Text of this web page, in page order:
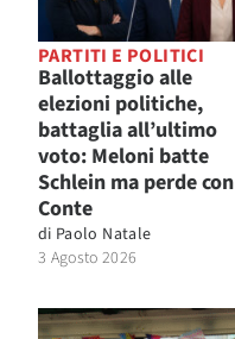
PARTITI E POLITICI
Ballottaggio alle
elezioni politiche,
battaglia all’ultimo
voto: Meloni batte
Schlein ma perde con
Conte
di Paolo Natale
3 Agosto 2026